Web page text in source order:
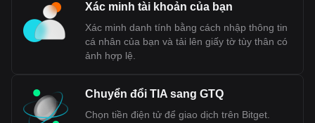
Xác minh tài khoản của bạn
Xác minh danh tính bằng cách nhập thông tin
cá nhân của bạn và tải lên giấy tờ tùy thân có
ảnh hợp lệ.
Chuyển đổi TIA sang GTQ
Chọn tiền điện tử để giao dịch trên Bitget.